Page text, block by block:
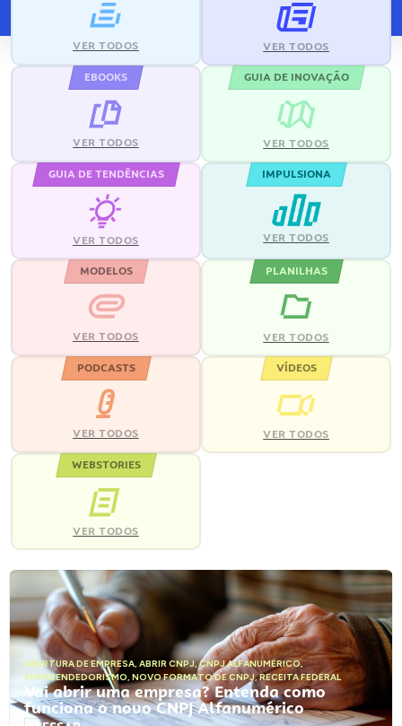
VER TODOS VER TODOS
EBOOKS
VER TODOS
GUIA DE INOVAÇÃO
VER TODOS
GUIA DE TENDÊNCIAS
VER TODOS
IMPULSIONA
VER TODOS
MODELOS
VER TODOS
PLANILHAS
VER TODOS
PODCASTS
VER TODOS
VÍDEOS
VER TODOS
WEBSTORIES
VER TODOS
ABERTURA DE EMPRESA, ABRIR CNPJ,CNPJ ALFANUMÉRICO,
EMPREENDEDORISMO, NOVO FORMATO DE CNPJ,RECEITA FEDERAL
Vai abrir uma empresa? Entenda como
funciona o novo CNPJ Alfanumérico